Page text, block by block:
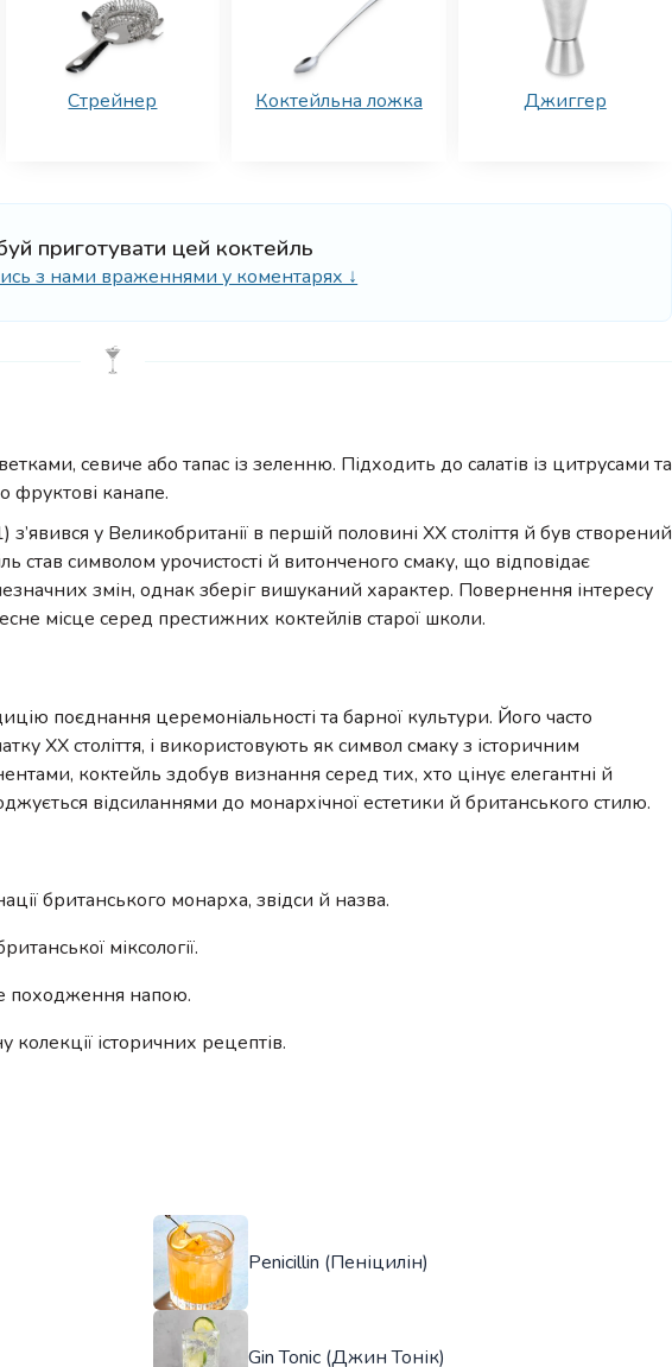
Стрейнер Коктейльна ложка Джиггер
приготувати цей коктейль
з нами враженнями у коментарях ↓
севиче або тапас із зеленню. Підходить до салатів із цитрусами та
фруктові канапе.
у Великобританії в першій половині XX століття й був створений
став символом урочистості й витонченого смаку, що відповідає
змін, однак зберіг вишуканий характер. Повернення інтересу
місце серед престижних коктейлів старої школи.
поєднання церемоніальності та барної культури. Його часто
XX століття, і використовують як символ смаку з історичним
коктейль здобув визнання серед тих, хто цінує елегантні й
відсиланнями до монархічної естетики й британського стилю.
британського монарха, звідси й назва.
міксології.
походження напою.
історичних рецептів.
Penicillin (Пеніцилін)
Gin Tonic (Джин Тонік)